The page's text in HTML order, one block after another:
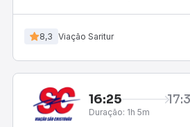
8,3 Viação Saritur
16:25
Duração: 1h 5m